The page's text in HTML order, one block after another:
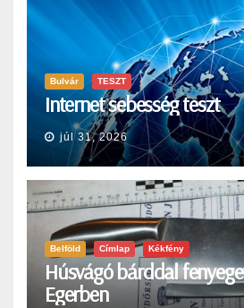
Bulvár TESZT
Internet sebesség teszt
júl 31, 2026
Belföld Címlap Kékfény
Húsvágó bárddal
Egerben